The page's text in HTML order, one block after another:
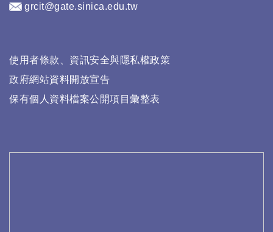
grcit@gate.sinica.edu.tw
使用者條款、資訊安全與隱私權政策
政府網站資料開放宣告
保有個人資料檔案公開項目彙整表